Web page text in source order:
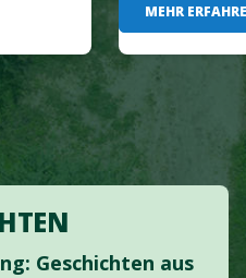
MEHR
Geschichten aus